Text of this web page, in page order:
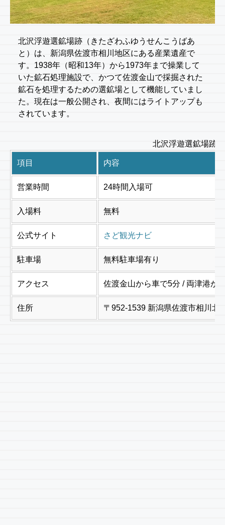
北沢浮遊選鉱場跡（きたざわふゆうせんこうばあ
と）は、新潟県佐渡市相川地区にある産業遺産で
す。1938年（昭和13年）から1973年まで操業して
いた鉱石処理施設で、かつて佐渡金山で採掘された
鉱石を処理するための選鉱場として機能していまし
た。現在は一般公開され、夜間にはライトアップも
されています。
北沢浮遊選鉱場跡
項目 内容
営業時間 24時間入場可
入場料 無料
公式サイト さど観光ナビ
駐車場 無料駐車場有り
アクセス 佐渡金山から車で5分 / 両津港か
住所 〒952-1539 新潟県佐渡市相川北